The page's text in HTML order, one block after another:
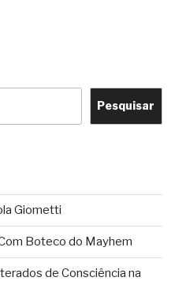
Pesquisar
Giometti
Boteco do Mayhem
de Consciência na